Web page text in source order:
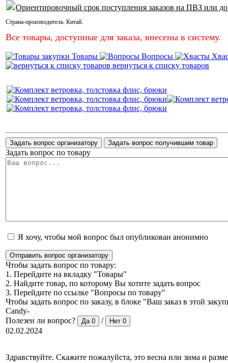
Ориентировочный срок поступления заказов на ПВЗ или
Страна-производитель: Китай.
Все товары, доступные для заказа, внесены в систему.
Товары Вопросы
вернуться к списку товаров
Задать вопрос организатору Задать вопрос получившим товар
Задать вопрос по товару
Я хочу, чтобы мой вопрос был опубликован анонимно
Отправить вопрос организатору
Чтобы задать вопрос по товару:
1. Перейдите на вкладку "Товары"
2. Найдите товар, по которому Вы хотите задать вопрос
3. Перейдите по ссылке "Вопросы по товару"
Чтобы задать вопрос по заказу, в блоке "Ваш заказ в этой
Candy-
Полезен ли вопрос?
Да 0 / Нет 0
02.02.2024
Здравствуйте. Скажите пожалуйста, это весна или зима и